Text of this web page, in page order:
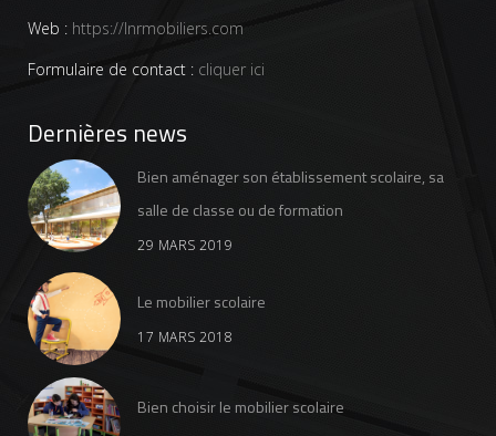
Web : https://lnrmobiliers.com
Formulaire de contact : cliquer ici
Dernières news
Bien aménager son établissement scolaire, sa
salle de classe ou de formation
29 MARS 2019
Le mobilier scolaire
17 MARS 2018
Bien choisir le mobilier scolaire